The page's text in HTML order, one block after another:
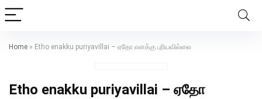
Home » Etho enakku puriyavillai – ஏதோ எனக்கு புரியவில்லை
Etho enakku puriyavillai – ஏதோ